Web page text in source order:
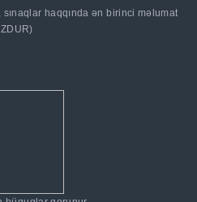
haqqında ən birinci məlumat